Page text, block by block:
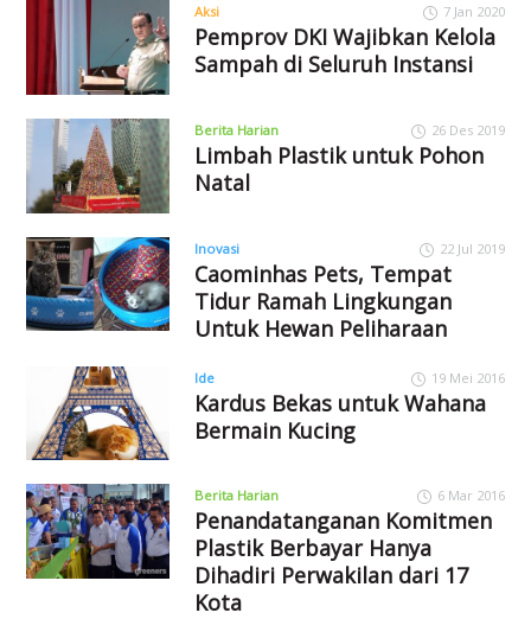
Aksi 7 Jan 2020
Pemprov DKI Wajibkan Kelola
Sampah di Seluruh Instansi
Berita Harian 26 Des 2019
Limbah Plastik untuk Pohon
Natal
Inovasi 22 Jul 2019
Caominhas Pets, Tempat
Tidur Ramah Lingkungan
Untuk Hewan Peliharaan
Ide 19 Mei 2016
Kardus Bekas untuk Wahana
Bermain Kucing
Berita Harian 6 Mar 2016
Penandatanganan Komitmen
Plastik Berbayar Hanya
Dihadiri Perwakilan dari 17
Kota